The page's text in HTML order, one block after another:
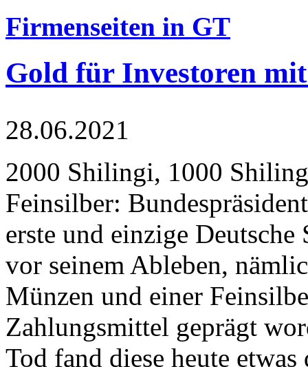
Firmenseiten in GT
Gold für Investoren
28.06.2021
2000 Shilingi, 1000
Feinsilber:
erste und einzige Deutsche
vor seinem Ableben,
Münzen und einer
Zahlungsmittel geprägt
Tod fand diese heute